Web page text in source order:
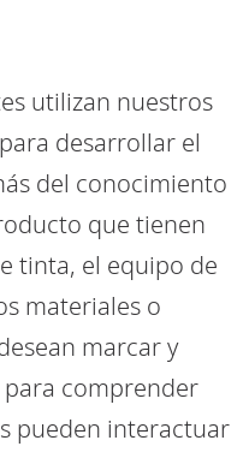
utilizan nuestros
desarrollar el
del conocimiento
que tienen
tinta, el equipo de
materiales o
marcar y
comprender
pueden interactuar